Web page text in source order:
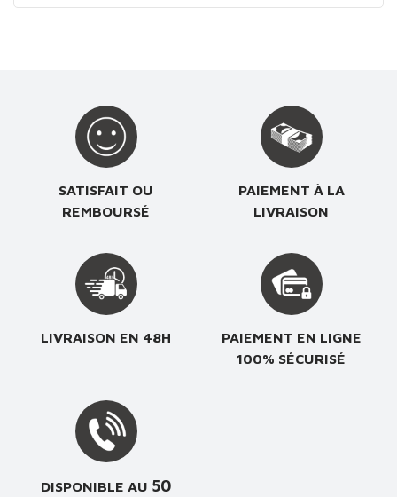
SATISFAIT OU
REMBOURSÉ
PAIEMENT À LA
LIVRAISON
LIVRAISON EN 48H
PAIEMENT EN LIGNE
100% SÉCURISÉ
DISPONIBLE AU 50